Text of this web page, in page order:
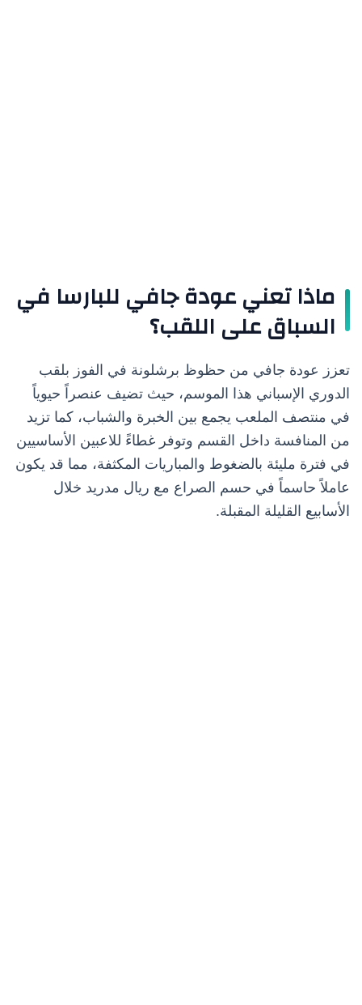
ماذا تعني عودة جافي للبارسا في
السباق على اللقب؟
تعزز عودة جافي من حظوظ برشلونة في الفوز بلقب
الدوري الإسباني هذا الموسم، حيث تضيف عنصراً حيوياً
في منتصف الملعب يجمع بين الخبرة والشباب، كما تزيد
من المنافسة داخل القسم وتوفر غطاءً للاعبين الأساسيين
في فترة مليئة بالضغوط والمباريات المكثفة، مما قد يكون
عاملاً حاسماً في حسم الصراع مع ريال مدريد خلال
الأسابيع القليلة المقبلة.